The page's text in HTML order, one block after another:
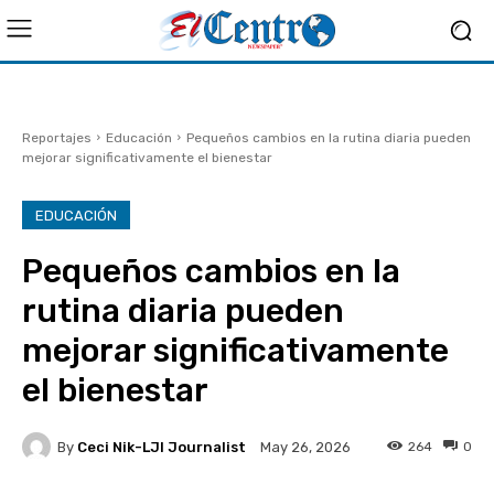
Reportajes Educación
Pequeños cambios en la rutina diaria pueden
mejorar significativamente el bienestar
EDUCACIÓN
Pequeños cambios en la
rutina diaria pueden
mejorar significativamente
el bienestar
By Ceci Nik-LJI Journalist May 26, 2026 0
264